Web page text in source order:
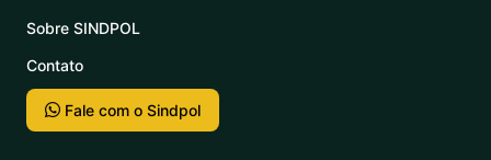
Sobre SINDPOL
Contato
Fale com o Sindpol